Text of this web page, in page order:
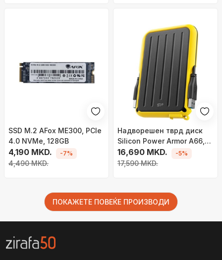
SSD M.2 AFox ME300, PCIe
4.0 NVMe, 128GB
4,190 MKD.
4,490 MKD.
-7%
Надворешен тврд диск
Silicon Power Armor A66,
2TB, USB 3.2, црно жолт
16,690 MKD.
17,590 MKD.
-5%
ПОКАЖЕТЕ ПОВЕЌЕ ПРОИЗВОДИ